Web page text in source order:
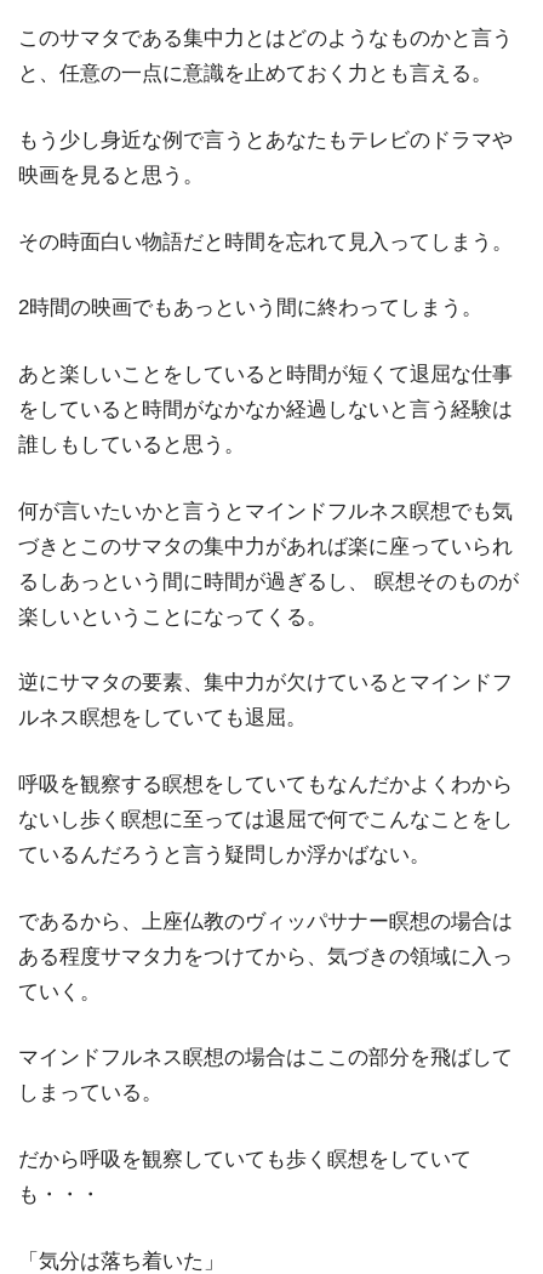
このサマタである集中力とはどのようなものかと言う
と、任意の一点に意識を止めておく力とも言える。
もう少し身近な例で言うとあなたもテレビのドラマや
映画を見ると思う。
その時面白い物語だと時間を忘れて見入ってしまう。
2時間の映画でもあっという間に終わってしまう。
あと楽しいことをしていると時間が短くて退屈な仕事
をしていると時間がなかなか経過しないと言う経験は
誰しもしていると思う。
何が言いたいかと言うとマインドフルネス瞑想でも気
づきとこのサマタの集中力があれば楽に座っていられ
るしあっという間に時間が過ぎるし、 瞑想そのものが
楽しいということになってくる。
逆にサマタの要素、集中力が欠けているとマインドフ
ルネス瞑想をしていても退屈。
呼吸を観察する瞑想をしていてもなんだかよくわから
ないし歩く瞑想に至っては退屈で何でこんなことをし
ているんだろうと言う疑問しか浮かばない。
であるから、上座仏教のヴィッパサナー瞑想の場合は
ある程度サマタ力をつけてから、気づきの領域に入っ
ていく。
マインドフルネス瞑想の場合はここの部分を飛ばして
しまっている。
だから呼吸を観察していても歩く瞑想をしていて
も・・・
「気分は落ち着いた」